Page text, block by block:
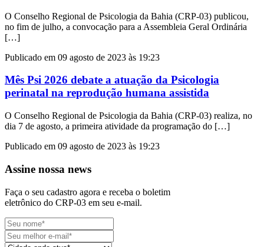
O Conselho Regional de Psicologia da Bahia (CRP-03) publicou,
no fim de julho, a convocação para a Assembleia Geral Ordinária
[…]
Publicado em 09 agosto de 2023 às 19:23
Mês Psi 2026 debate a atuação da Psicologia
perinatal na reprodução humana assistida
O Conselho Regional de Psicologia da Bahia (CRP-03) realiza, no
dia 7 de agosto, a primeira atividade da programação do […]
Publicado em 09 agosto de 2023 às 19:23
Assine nossa news
Faça o seu cadastro agora e receba o boletim
eletrônico do CRP-03 em seu e-mail.